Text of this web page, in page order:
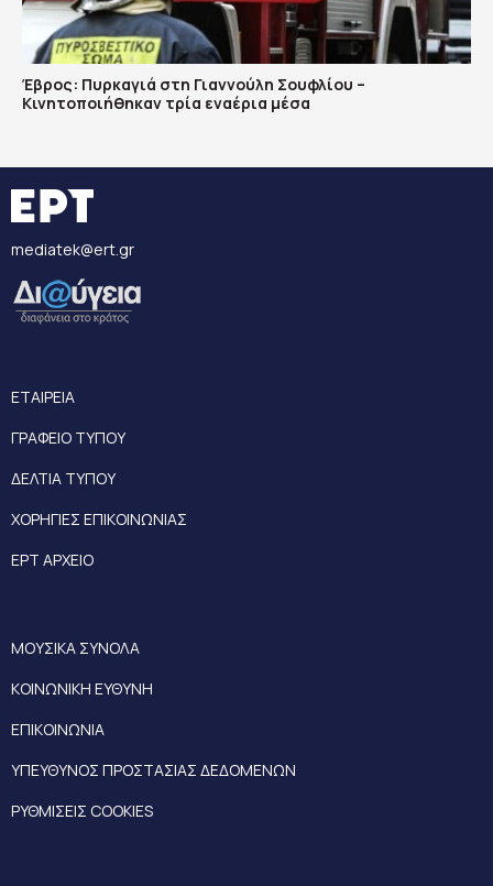
Έβρος: Πυρκαγιά στη Γιαννούλη Σουφλίου –
Κινητοποιήθηκαν τρία εναέρια μέσα
mediatek@ert.gr
ΕΤΑΙΡΕΙΑ
ΓΡΑΦΕΙΟ ΤΥΠΟΥ
ΔΕΛΤΙΑ ΤΥΠΟΥ
ΧΟΡΗΓΙΕΣ ΕΠΙΚΟΙΝΩΝΙΑΣ
ΕΡΤ ΑΡΧΕΙΟ
ΜΟΥΣΙΚΑ ΣΥΝΟΛΑ
ΚΟΙΝΩΝΙΚΗ ΕΥΘΥΝΗ
ΕΠΙΚΟΙΝΩΝΙΑ
ΥΠΕΥΘΥΝΟΣ ΠΡΟΣΤΑΣΙΑΣ ΔΕΔΟΜΕΝΩΝ
ΡΥΘΜΙΣΕΙΣ COOKIES